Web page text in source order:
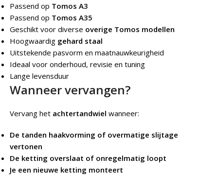
Passend op Tomos A3
Passend op Tomos A35
Geschikt voor diverse overige Tomos modellen
Hoogwaardig gehard staal
Uitstekende pasvorm en maatnauwkeurigheid
Ideaal voor onderhoud, revisie en tuning
Lange levensduur
Wanneer vervangen?
Vervang het achtertandwiel wanneer:
De tanden haakvorming of overmatige slijtage
vertonen
De ketting overslaat of onregelmatig loopt
Je een nieuwe ketting monteert